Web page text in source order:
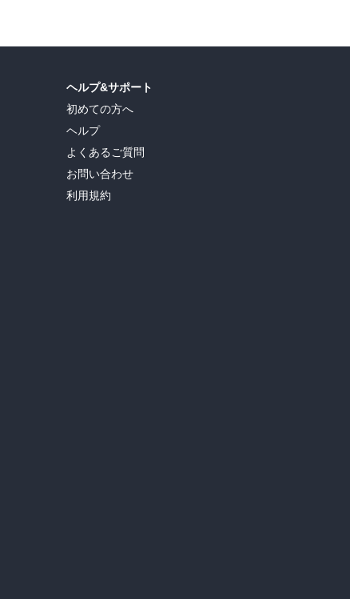
ヘルプ&サポート
初めての方へ
ヘルプ
よくあるご質問
お問い合わせ
利用規約